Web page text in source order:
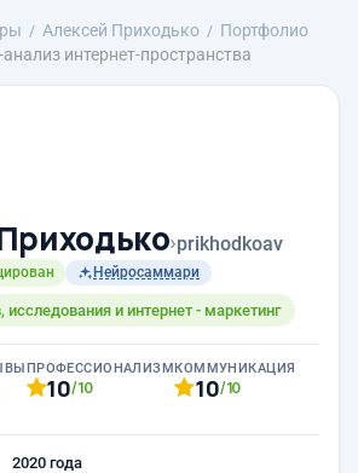
Алексей Приходько
Портфолио
интернет-пространства
›prikhodkoav
Нейросаммари
исследования и интернет - маркетинг
ПРОФЕССИОНАЛИЗМ
10/10
КОММУНИКАЦИЯ
10/10
2020 года